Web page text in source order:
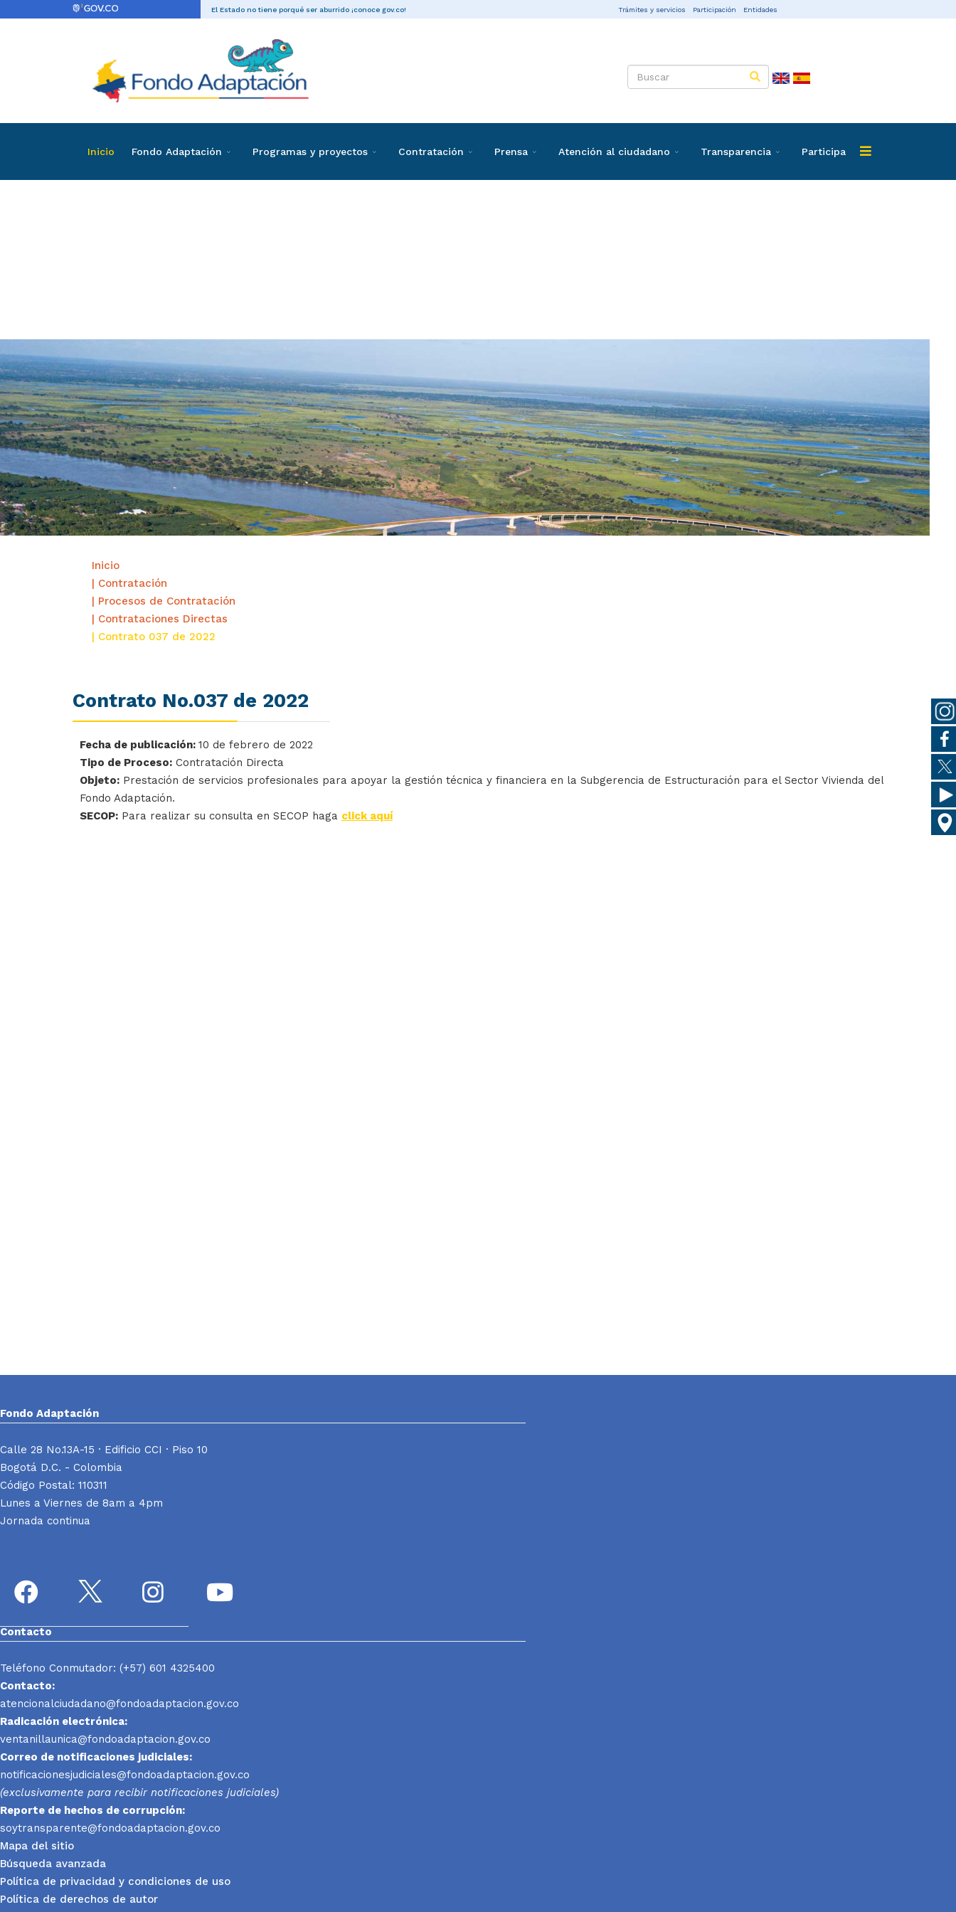
El Estado no tiene porqué ser aburrido ¡conoce gov.co! Trámites y servicios Participación Entidades
Inicio Fondo Adaptación Programas y proyectos Contratación Prensa Atención al ciudadano Transparencia Participa
Directas
Inicio
| Contratación
| Procesos de Contratación
| Contrataciones Directas
| Contrato 037 de 2022
Contrato No.037 de 2022
Fecha de publicación: 10 de febrero de 2022
Tipo de Proceso: Contratación Directa
Objeto: Prestación de servicios profesionales para apoyar la gestión técnica y financiera en la Subgerencia de Estructuración para el Sector Vivienda del
Fondo Adaptación.
SECOP: Para realizar su consulta en SECOP haga click aquí
Fondo Adaptación
Calle 28 No.13A-15 · Edificio CCI · Piso 10
Bogotá D.C. - Colombia
Código Postal: 110311
Lunes a Viernes de 8am a 4pm
Jornada continua
Contacto
Teléfono Conmutador: (+57) 601 4325400
Contacto:
atencionalciudadano@fondoadaptacion.gov.co
Radicación electrónica:
ventanillaunica@fondoadaptacion.gov.co
Correo de notificaciones judiciales:
notificacionesjudiciales@fondoadaptacion.gov.co
(exclusivamente para recibir notificaciones judiciales)
Reporte de hechos de corrupción:
soytransparente@fondoadaptacion.gov.co
Mapa del sitio
Búsqueda avanzada
Política de privacidad y condiciones de uso
Política de derechos de autor